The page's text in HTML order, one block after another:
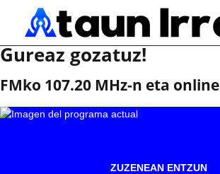
Gureaz gozatuz!
FMko 107.20 MHz-n eta online
ZUZENEAN ENTZUN